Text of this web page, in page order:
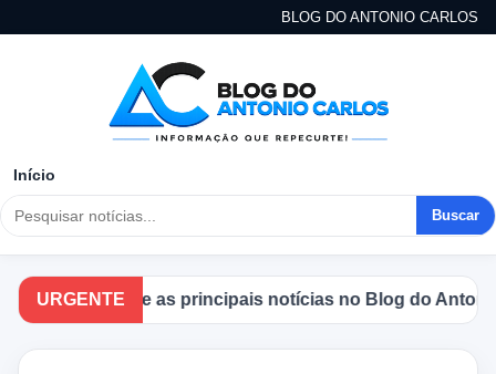
BLOG DO ANTONIO CARLOS
Início
Buscar
URGENTE
Acompanhe as principais notícias no Blog do Antonio